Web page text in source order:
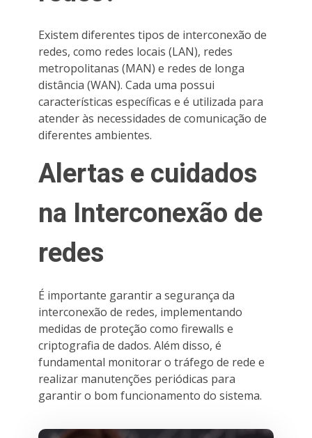
Existem diferentes tipos de interconexão de
redes, como redes locais (LAN), redes
metropolitanas (MAN) e redes de longa
distância (WAN). Cada uma possui
características específicas e é utilizada para
atender às necessidades de comunicação de
diferentes ambientes.
Alertas e cuidados
na Interconexão de
redes
É importante garantir a segurança da
interconexão de redes, implementando
medidas de proteção como firewalls e
criptografia de dados. Além disso, é
fundamental monitorar o tráfego de rede e
realizar manutenções periódicas para
garantir o bom funcionamento do sistema.